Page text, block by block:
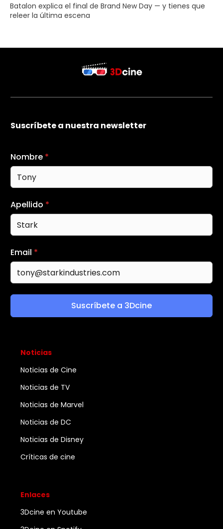
Batalon explica el final de Brand New Day — y tienes que
releer la última escena
Suscríbete a nuestra newsletter
Nombre *
Apellido *
Email *
Suscríbete a 3Dcine
Noticias
Noticias de Cine
Noticias de TV
Noticias de Marvel
Noticias de DC
Noticias de Disney
Críticas de cine
Enlaces
3Dcine en Youtube